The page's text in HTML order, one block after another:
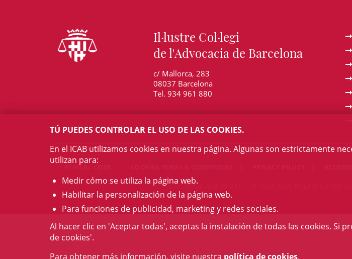
Il·lustre Col·legi
de l'Advocacia de Barcelona
c/ Mallorca, 283
08037 Barcelona
Tel. 934 961 880
ETHICAL CODE
© Sat Aug 08 09:57:59 CEST 2026 Il·lustre Col·legi
TÚ PUEDES CONTROLAR EL USO DE LAS COOKIES.
En el ICAB utilizamos cookies en nuestra página. Algunas son estrictamente
utilizan para:
Medir cómo se utiliza la página web.
Habilitar la personalización de la página web.
Para funciones de publicidad, marketing y redes sociales.
Al hacer clic en 'Aceptar todas', aceptas la instalación de todas las cookies. Si
de cookies'.
Para obtener más información, visite nuestra política de cookies.